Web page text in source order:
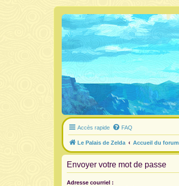
Accès rapide FAQ
Le Palais de Zelda Accueil du forum
Envoyer votre mot de passe
Adresse courriel :